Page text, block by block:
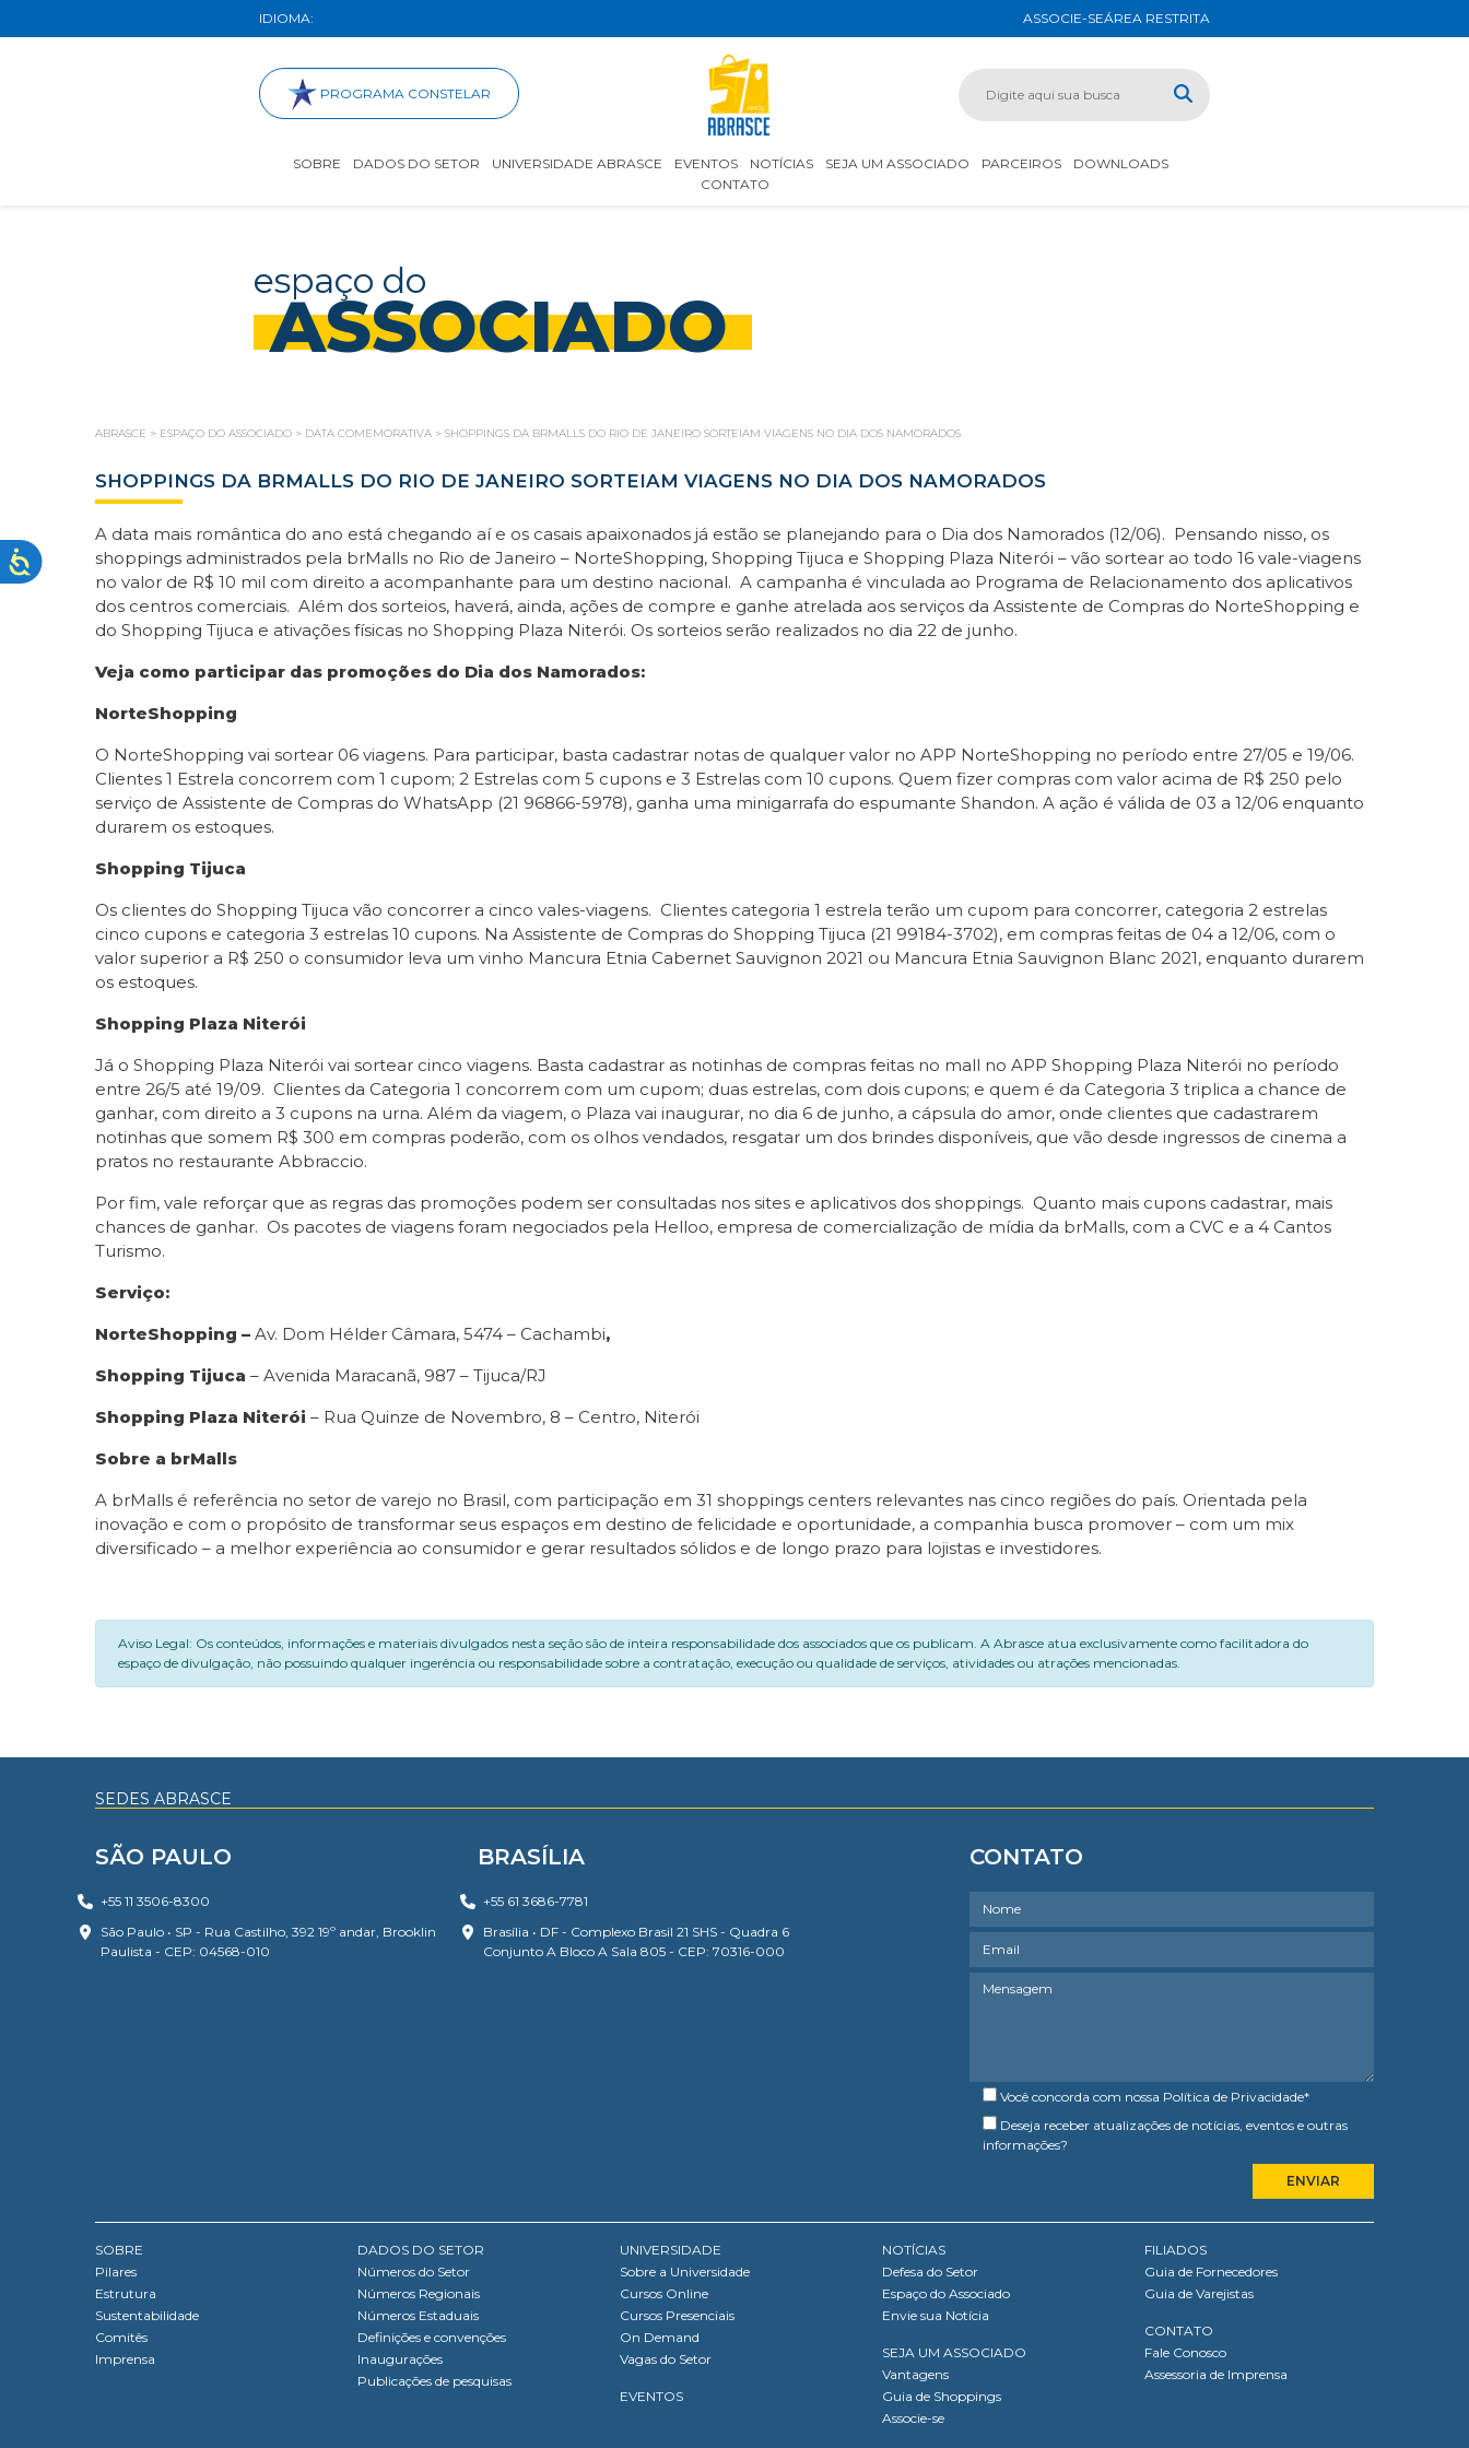
IDIOMA: ASSOCIE-SEÁREA RESTRITA
PROGRAMA CONSTELAR
SOBRE DADOS DO SETOR UNIVERSIDADE ABRASCE EVENTOS NOTÍCIAS SEJA UM ASSOCIADO PARCEIROS
DOWNLOADS
CONTATO
espaço do
ASSOCIADO
ABRASCE > ESPAÇO DO ASSOCIADO > DATA COMEMORATIVA > SHOPPINGS DA BRMALLS DO RIO DE JANEIRO SORTEIAM VIAGENS NO DIA DOS NAMORADOS
SHOPPINGS DA BRMALLS DO RIO DE JANEIRO SORTEIAM VIAGENS NO DIA DOS NAMORADOS
A data mais romântica do ano está chegando aí e os casais apaixonados já estão se planejando para o Dia dos Namorados (12/06). Pensando nisso, os
shoppings administrados pela brMalls no Rio de Janeiro – NorteShopping, Shopping Tijuca e Shopping Plaza Niterói – vão sortear ao todo 16 vale-viagens
no valor de R$ 10 mil com direito a acompanhante para um destino nacional. A campanha é vinculada ao Programa de Relacionamento dos aplicativos
dos centros comerciais. Além dos sorteios, haverá, ainda, ações de compre e ganhe atrelada aos serviços da Assistente de Compras do NorteShopping e
do Shopping Tijuca e ativações físicas no Shopping Plaza Niterói. Os sorteios serão realizados no dia 22 de junho.
Veja como participar das promoções do Dia dos Namorados:
NorteShopping
O NorteShopping vai sortear 06 viagens. Para participar, basta cadastrar notas de qualquer valor no APP NorteShopping no período entre 27/05 e 19/06.
Clientes 1 Estrela concorrem com 1 cupom; 2 Estrelas com 5 cupons e 3 Estrelas com 10 cupons. Quem fizer compras com valor acima de R$ 250 pelo
serviço de Assistente de Compras do WhatsApp (21 96866-5978), ganha uma minigarrafa do espumante Shandon. A ação é válida de 03 a 12/06 enquanto
durarem os estoques.
Shopping Tijuca
Os clientes do Shopping Tijuca vão concorrer a cinco vales-viagens. Clientes categoria 1 estrela terão um cupom para concorrer, categoria 2 estrelas
cinco cupons e categoria 3 estrelas 10 cupons. Na Assistente de Compras do Shopping Tijuca (21 99184-3702), em compras feitas de 04 a 12/06, com o
valor superior a R$ 250 o consumidor leva um vinho Mancura Etnia Cabernet Sauvignon 2021 ou Mancura Etnia Sauvignon Blanc 2021, enquanto durarem
os estoques.
Shopping Plaza Niterói
Já o Shopping Plaza Niterói vai sortear cinco viagens. Basta cadastrar as notinhas de compras feitas no mall no APP Shopping Plaza Niterói no período
entre 26/5 até 19/09. Clientes da Categoria 1 concorrem com um cupom; duas estrelas, com dois cupons; e quem é da Categoria 3 triplica a chance de
ganhar, com direito a 3 cupons na urna. Além da viagem, o Plaza vai inaugurar, no dia 6 de junho, a cápsula do amor, onde clientes que cadastrarem
notinhas que somem R$ 300 em compras poderão, com os olhos vendados, resgatar um dos brindes disponíveis, que vão desde ingressos de cinema a
pratos no restaurante Abbraccio.
Por fim, vale reforçar que as regras das promoções podem ser consultadas nos sites e aplicativos dos shoppings. Quanto mais cupons cadastrar, mais
chances de ganhar. Os pacotes de viagens foram negociados pela Helloo, empresa de comercialização de mídia da brMalls, com a CVC e a 4 Cantos
Turismo.
Serviço:
NorteShopping – Av. Dom Hélder Câmara, 5474 – Cachambi,
Shopping Tijuca – Avenida Maracanã, 987 – Tijuca/RJ
Shopping Plaza Niterói – Rua Quinze de Novembro, 8 – Centro, Niterói
Sobre a brMalls
A brMalls é referência no setor de varejo no Brasil, com participação em 31 shoppings centers relevantes nas cinco regiões do país. Orientada pela
inovação e com o propósito de transformar seus espaços em destino de felicidade e oportunidade, a companhia busca promover – com um mix
diversificado – a melhor experiência ao consumidor e gerar resultados sólidos e de longo prazo para lojistas e investidores.
Aviso Legal: Os conteúdos, informações e materiais divulgados nesta seção são de inteira responsabilidade dos associados que os publicam. A Abrasce atua exclusivamente como facilitadora do
espaço de divulgação, não possuindo qualquer ingerência ou responsabilidade sobre a contratação, execução ou qualidade de serviços, atividades ou atrações mencionadas.
SEDES ABRASCE
SÃO PAULO
+55 11 3506-8300
São Paulo • SP - Rua Castilho, 392 19º andar, Brooklin
Paulista - CEP: 04568-010
BRASÍLIA
+55 61 3686-7781
Brasília • DF - Complexo Brasil 21 SHS - Quadra 6
Conjunto A Bloco A Sala 805 - CEP: 70316-000
CONTATO
Você concorda com nossa Política de Privacidade*
Deseja receber atualizações de notícias, eventos e outras
informações?
SOBRE
Pilares
Estrutura
Sustentabilidade
Comitês
Imprensa
DADOS DO SETOR
Números do Setor
Números Regionais
Números Estaduais
Definições e convenções
Inaugurações
Publicações de pesquisas
UNIVERSIDADE
Sobre a Universidade
Cursos Online
Cursos Presenciais
On Demand
Vagas do Setor
EVENTOS
NOTÍCIAS
Defesa do Setor
Espaço do Associado
Envie sua Notícia
SEJA UM ASSOCIADO
Vantagens
Guia de Shoppings
Associe-se
FILIADOS
Guia de Fornecedores
Guia de Varejistas
CONTATO
Fale Conosco
Assessoria de Imprensa